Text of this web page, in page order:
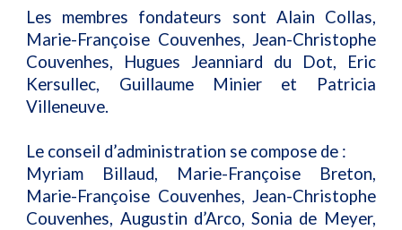
Les membres fondateurs sont Alain Collas,
Marie-Françoise Couvenhes, Jean-Christophe
Couvenhes, Hugues Jeanniard du Dot, Eric
Kersullec, Guillaume Minier et Patricia
Villeneuve.
Le conseil d’administration se compose de :
Myriam Billaud, Marie-Françoise Breton,
Marie-Françoise Couvenhes, Jean-Christophe
Couvenhes, Augustin d’Arco, Sonia de Meyer,